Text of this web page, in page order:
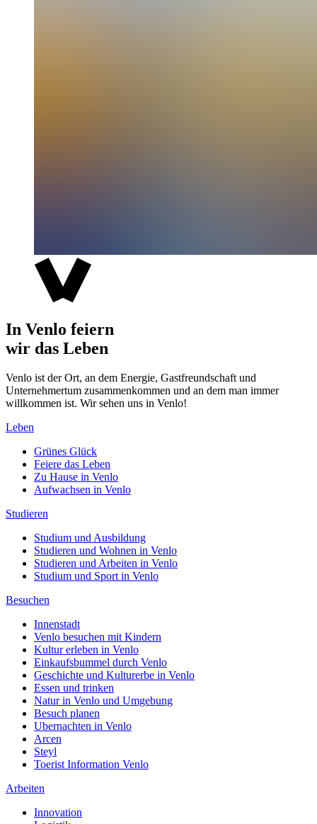
In Venlo feiern
wir das Leben
Venlo ist der Ort, an dem Energie, Gastfreundschaft und
Unternehmertum zusammenkommen und an dem man immer
willkommen ist. Wir sehen uns in Venlo!
Leben
Grünes Glück
Feiere das Leben
Zu Hause in Venlo
Aufwachsen in Venlo
Studieren
Studium und Ausbildung
Studieren und Wohnen in Venlo
Studieren und Arbeiten in Venlo
Studium und Sport in Venlo
Besuchen
Innenstadt
Venlo besuchen mit Kindern
Kultur erleben in Venlo
Einkaufsbummel durch Venlo
Geschichte und Kulturerbe in Venlo
Essen und trinken
Natur in Venlo und Umgebung
Besuch planen
Ubernachten in Venlo
Arcen
Steyl
Toerist Information Venlo
Arbeiten
Innovation